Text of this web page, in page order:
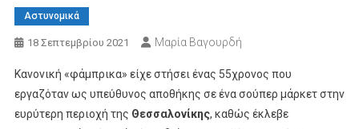
Αστυνομικά
18 Σεπτεμβρίου 2021 Μαρία Βαγουρδή
Κανονική «φάμπρικα» είχε στήσει ένας 55χρονος που
εργαζόταν ως υπεύθυνος αποθήκης σε ένα σούπερ μάρκετ στην
ευρύτερη περιοχή της Θεσσαλονίκης, καθώς έκλεβε